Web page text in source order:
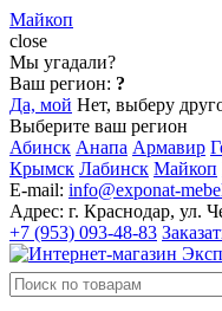
Майкоп
close
Мы угадали?
Ваш регион: ?
Да, мой Нет, выберу
Выберите ваш регион
Абинск Анапа Армавир
Крымск Лабинск Майкоп
E-mail: info@exponat-
Адрес: г. Краснодар, ул.
+7 (953) 093-48-83